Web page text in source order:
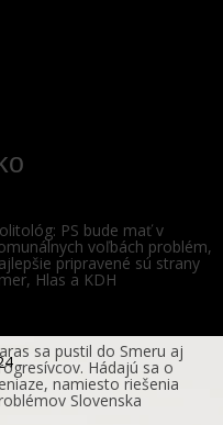
PS bude mať v
voľbách problém,
pripravené sú strany
Hlas a KDH
sa pustil do Smeru aj
Hádajú sa o
namiesto riešenia
Slovenska